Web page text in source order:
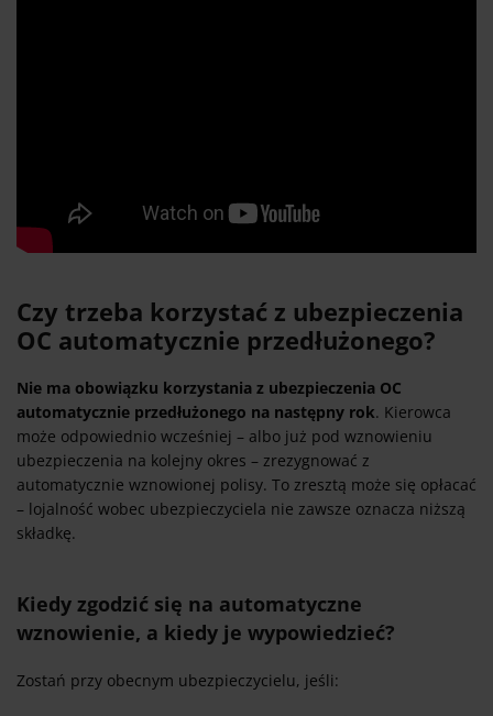
Czy trzeba korzystać z ubezpieczenia
OC automatycznie przedłużonego?
Nie ma obowiązku korzystania z ubezpieczenia OC
automatycznie przedłużonego na następny rok. Kierowca
może odpowiednio wcześniej – albo już pod wznowieniu
ubezpieczenia na kolejny okres – zrezygnować z
automatycznie wznowionej polisy. To zresztą może się opłacać
– lojalność wobec ubezpieczyciela nie zawsze oznacza niższą
składkę.
Kiedy zgodzić się na automatyczne
wznowienie, a kiedy je wypowiedzieć?
Zostań przy obecnym ubezpieczycielu, jeśli: